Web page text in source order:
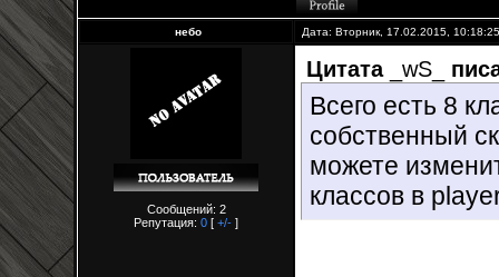
небо Дата: Вторник, 17.02.2015,
Сообщений: 2
Репутация: 0 [ +/- ]
Цитата _wS_
Всего есть 8
собственный
можете
классов в